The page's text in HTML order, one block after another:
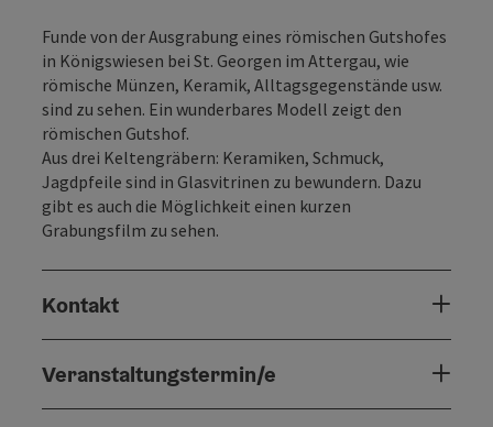
Funde von der Ausgrabung eines römischen Gutshofes
in Königswiesen bei St. Georgen im Attergau, wie
römische Münzen, Keramik, Alltagsgegenstände usw.
sind zu sehen. Ein wunderbares Modell zeigt den
römischen Gutshof.
Aus drei Keltengräbern: Keramiken, Schmuck,
Jagdpfeile sind in Glasvitrinen zu bewundern. Dazu
gibt es auch die Möglichkeit einen kurzen
Grabungsfilm zu sehen.
Kontakt
Veranstaltungstermin/e